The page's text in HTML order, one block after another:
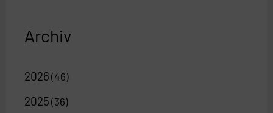
Archiv
2026 (46)
2025 (36)